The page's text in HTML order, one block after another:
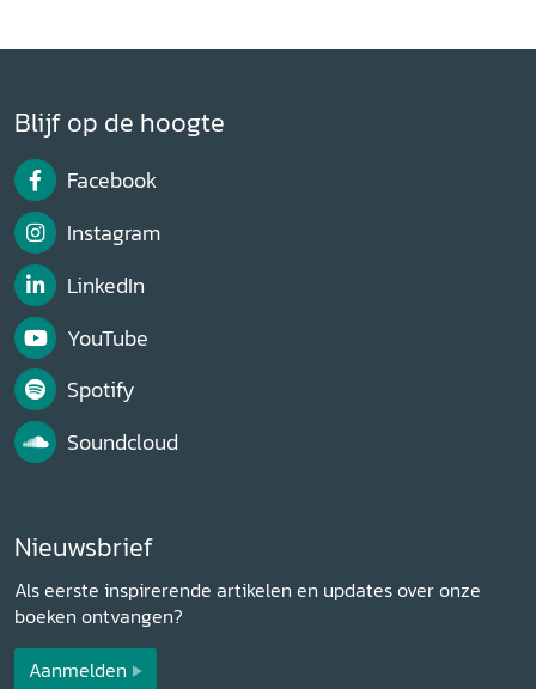
Blijf op de hoogte
Facebook
Instagram
LinkedIn
YouTube
Spotify
Soundcloud
Nieuwsbrief
Als eerste inspirerende artikelen en updates over onze
boeken ontvangen?
Aanmelden